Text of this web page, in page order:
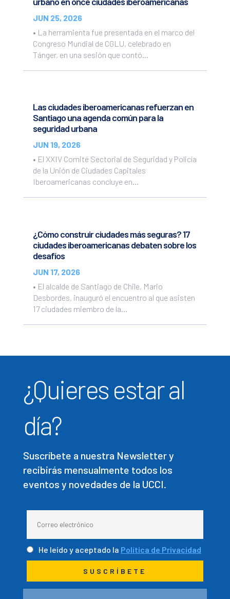
JUN 25, 2026
• La herramienta fue presentada en el marco del
Congreso Mundial de CGLU, celebrado en
Tánger, en una sesión que contó...
Las ciudades iberoamericanas refuerzan en
Santiago una agenda común para la
seguridad urbana
JUN 19, 2026
• El XXIV Comité Sectorial de Seguridad y Policía
de la Unión de Ciudades Capitales
Iberoamericanas concluye en...
¿Cómo construir ciudades más seguras? 17
ciudades iberoamericanas debaten sobre los
desafíos
JUN 17, 2026
• El alcalde de Santiago de Chile, Mario
Desbordes, inauguró el encuentro al que asisten
17 ciudades miembro de la...
¿Quieres estar al
día?
Suscríbete a nuestra Newsletter y
recibirás mensualmente todos los
eventos y novedades de la UCCI.
He leído y aceptado la Política de Privacidad